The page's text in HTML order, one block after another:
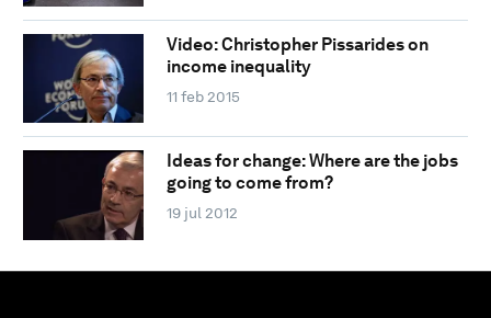
Video: Christopher Pissarides on
income inequality
11 feb 2015
Ideas for change: Where are the jobs
going to come from?
19 jul 2012